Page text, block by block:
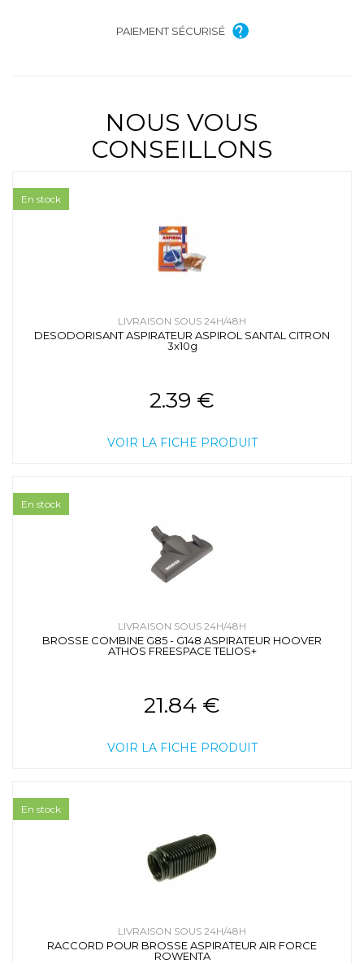
PAIEMENT SÉCURISÉ
NOUS VOUS
CONSEILLONS
LIVRAISON SOUS 24H/48H
DESODORISANT ASPIRATEUR ASPIROL SANTAL CITRON
3x10g
2.39 €
VOIR LA FICHE PRODUIT
En stock
LIVRAISON SOUS 24H/48H
BROSSE COMBINE G85 - G148 ASPIRATEUR HOOVER
ATHOS FREESPACE TELIOS+
21.84 €
VOIR LA FICHE PRODUIT
En stock
LIVRAISON SOUS 24H/48H
RACCORD POUR BROSSE ASPIRATEUR AIR FORCE
ROWENTA
En stock